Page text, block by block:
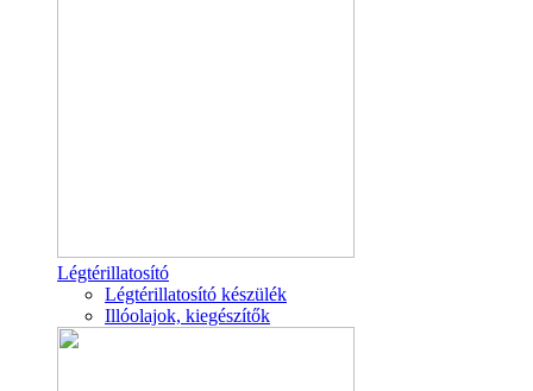
Légtérillatosító
Légtérillatosító készülék
Illóolajok, kiegészítők